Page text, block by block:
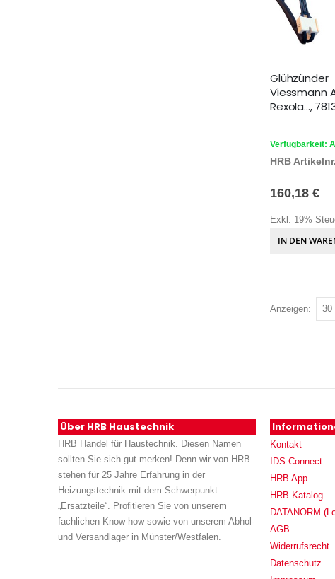
Glühzünder
Viessmann
Rexola...,
Verfügbarkeit:
HRB
160,18 €
Exkl. 19%
IN DEN
Anzeigen
Über HRB Haustechnik
HRB Handel für Haustechnik. Diesen Namen
sollten Sie sich gut merken! Denn wir von HRB
stehen für 25 Jahre Erfahrung in der
Heizungstechnik mit dem Schwerpunkt
„Ersatzteile“. Profitieren Sie von unserem
fachlichen Know-how sowie von unserem Abhol-
und Versandlager in Münster/Westfalen.
Kontakt
IDS Connect
HRB App
HRB Katalog
DATANORM
AGB
Widerrufsrecht
Datenschutz